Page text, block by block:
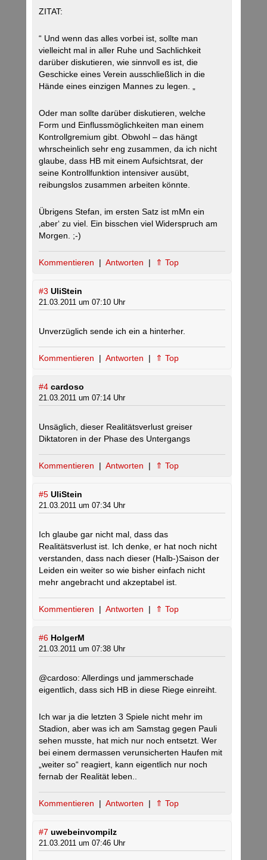
ZITAT:
“ Und wenn das alles vorbei ist, sollte man
vielleicht mal in aller Ruhe und Sachlichkeit
darüber diskutieren, wie sinnvoll es ist, die
Geschicke eines Verein ausschließlich in die
Hände eines einzigen Mannes zu legen. „
Oder man sollte darüber diskutieren, welche
Form und Einflussmöglichkeiten man einem
Kontrollgremium gibt. Obwohl – das hängt
whrscheinlich sehr eng zusammen, da ich nicht
glaube, dass HB mit einem Aufsichtsrat, der
seine Kontrollfunktion intensiver ausübt,
reibungslos zusammen arbeiten könnte.
Übrigens Stefan, im ersten Satz ist mMn ein
‚aber‘ zu viel. Ein bisschen viel Widerspruch am
Morgen. ;-)
Kommentieren | Antworten | ⇑ Top
#3 UliStein
21.03.2011 um 07:10 Uhr
Unverzüglich sende ich ein a hinterher.
Kommentieren | Antworten | ⇑ Top
#4 cardoso
21.03.2011 um 07:14 Uhr
Unsäglich, dieser Realitätsverlust greiser
Diktatoren in der Phase des Untergangs
Kommentieren | Antworten | ⇑ Top
#5 UliStein
21.03.2011 um 07:34 Uhr
Ich glaube gar nicht mal, dass das
Realitätsverlust ist. Ich denke, er hat noch nicht
verstanden, dass nach dieser (Halb-)Saison der
Leiden ein weiter so wie bisher einfach nicht
mehr angebracht und akzeptabel ist.
Kommentieren | Antworten | ⇑ Top
#6 HolgerM
21.03.2011 um 07:38 Uhr
@cardoso: Allerdings und jammerschade
eigentlich, dass sich HB in diese Riege einreiht.
Ich war ja die letzten 3 Spiele nicht mehr im
Stadion, aber was ich am Samstag gegen Pauli
sehen musste, hat mich nur noch entsetzt. Wer
bei einem dermassen verunsicherten Haufen mit
„weiter so“ reagiert, kann eigentlich nur noch
fernab der Realität leben..
Kommentieren | Antworten | ⇑ Top
#7 uwebeinvompilz
21.03.2011 um 07:46 Uhr